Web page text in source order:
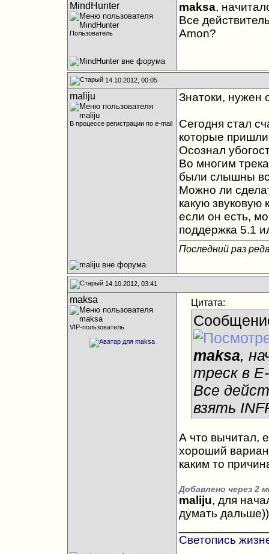
MindHunter
Пользователь
maksa,
Все
Amon?
14.10.2012, 00:05
maliju
В процессе регистрации по e-mail
Знатоки, нужен
Сегодня стал
которые
Осознал
Во многим
были слышны
Можно ли
какую звуковую
если он есть,
поддержка 5.1
Последний раз
14.10.2012, 03:41
maksa
VIP-пользователь
Цитата:
maksa,
треск в
Все
взять
А что вычитал,
хороший
каким то
Добавлено через 2
maliju, для
думать дальше))
Светопись